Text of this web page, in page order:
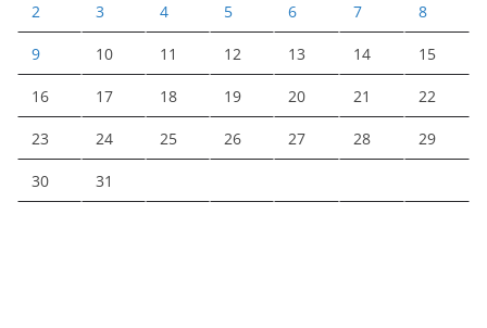
2 3 4 5 6 7 8
9 10 11 12 13 14 15
16 17 18 19 20 21 22
23 24 25 26 27 28 29
30 31